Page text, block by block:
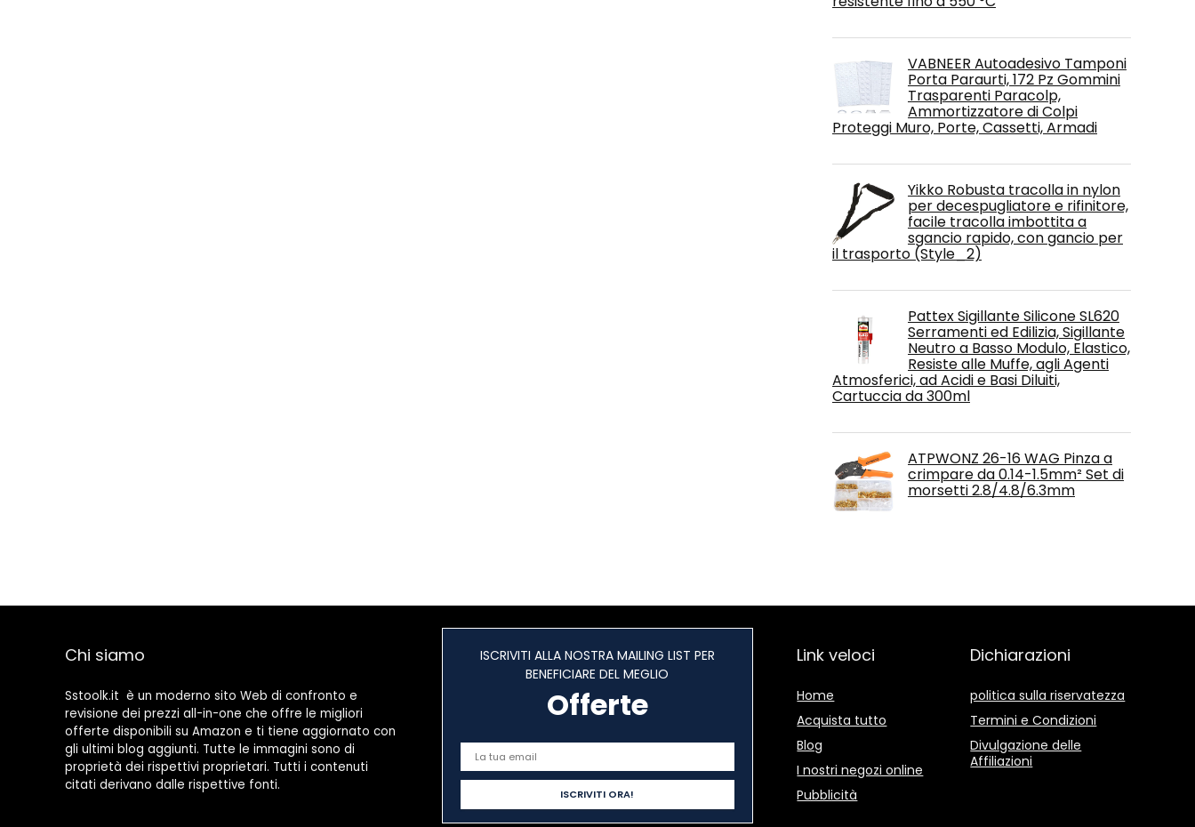
VABNEER Autoadesivo Tamponi
Porta Paraurti, 172 Pz Gommini
Trasparenti Paracolp,
Ammortizzatore di Colpi
Proteggi Muro, Porte, Cassetti, Armadi
Yikko Robusta tracolla in nylon
per decespugliatore e rifinitore,
facile tracolla imbottita a
sgancio rapido, con gancio per
il trasporto (Style_2)
Pattex Sigillante Silicone SL620
Serramenti ed Edilizia, Sigillante
Neutro a Basso Modulo, Elastico,
Resiste alle Muffe, agli Agenti
Atmosferici, ad Acidi e Basi Diluiti,
Cartuccia da 300ml
ATPWONZ 26-16 WAG Pinza a
crimpare da 0.14-1.5mm² Set di
morsetti 2.8/4.8/6.3mm
Chi siamo
Sstoolk.it è un moderno sito Web di confronto e
revisione dei prezzi all-in-one che offre le migliori
offerte disponibili su Amazon e ti tiene aggiornato con
gli ultimi blog aggiunti. Tutte le immagini sono di
proprietà dei rispettivi proprietari. Tutti i contenuti
citati derivano dalle rispettive fonti.
ISCRIVITI ALLA NOSTRA MAILING LIST PER
BENEFICIARE DEL MEGLIO
Offerte
Link veloci
Home
Acquista tutto
Blog
I nostri negozi online
Pubblicità
Dichiarazioni
politica sulla riservatezza
Termini e Condizioni
Divulgazione delle
Affiliazioni